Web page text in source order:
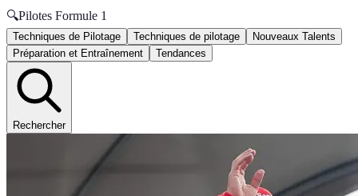
🔍Pilotes Formule 1
Techniques de Pilotage Techniques de pilotage
Nouveaux Talents
Préparation et Entraînement
Tendances
Rechercher